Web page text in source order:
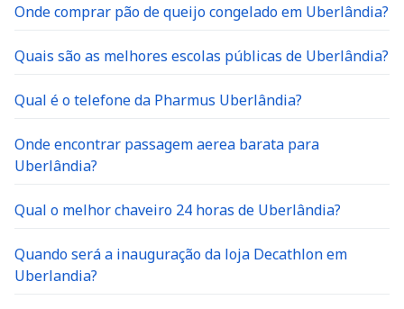
Onde comprar pão de queijo congelado em Uberlândia?
Quais são as melhores escolas públicas de Uberlândia?
Qual é o telefone da Pharmus Uberlândia?
Onde encontrar passagem aerea barata para
Uberlândia?
Qual o melhor chaveiro 24 horas de Uberlândia?
Quando será a inauguração da loja Decathlon em
Uberlandia?